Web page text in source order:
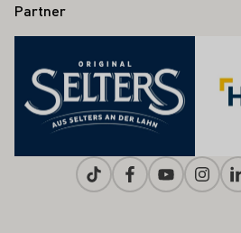
Partner
TiktokFacebookYoutube